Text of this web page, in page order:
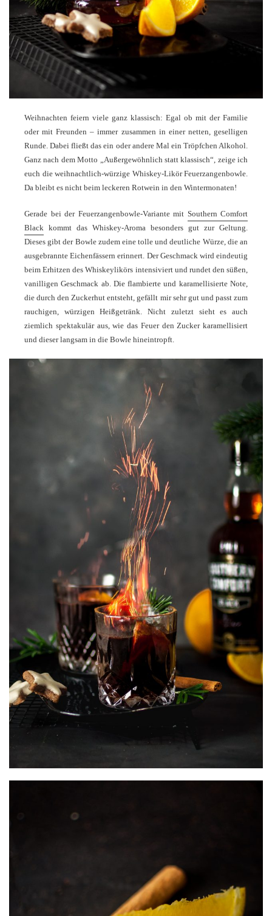
Weihnachten feiern viele ganz klassisch: Egal ob mit der Familie
oder mit Freunden – immer zusammen in einer netten, geselligen
Runde. Dabei fließt das ein oder andere Mal ein Tröpfchen Alkohol.
Ganz nach dem Motto „Außergewöhnlich statt klassisch“, zeige ich
euch die weihnachtlich-würzige Whiskey-Likör Feuerzangenbowle.
Da bleibt es nicht beim leckeren Rotwein in den Wintermonaten!
Gerade bei der Feuerzangenbowle-Variante mit Southern Comfort
Black kommt das Whiskey-Aroma besonders gut zur Geltung.
Dieses gibt der Bowle zudem eine tolle und deutliche Würze, die an
ausgebrannte Eichenfässern erinnert. Der Geschmack wird eindeutig
beim Erhitzen des Whiskeylikörs intensiviert und rundet den süßen,
vanilligen Geschmack ab. Die flambierte und karamellisierte Note,
die durch den Zuckerhut entsteht, gefällt mir sehr gut und passt zum
rauchigen, würzigen Heißgetränk. Nicht zuletzt sieht es auch
ziemlich spektakulär aus, wie das Feuer den Zucker karamellisiert
und dieser langsam in die Bowle hineintropft.